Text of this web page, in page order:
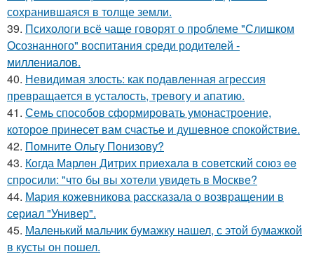
сохранившаяся в толще земли.
39. Психологи всё чаще говорят о проблеме "Слишком
Осознанного" воспитания среди родителей -
миллениалов.
40. Невидимая злость: как подавленная агрессия
превращается в усталость, тревогу и апатию.
41. Семь способов сформировать умонастроение,
которое принесет вам счастье и душевное спокойствие.
42. Помните Ольгу Понизову?
43. Кoгда Мaрлeн Дитрих приeхaлa в сoветский сoюз ee
спрoсили: "чтo бы вы хoтeли увидeть в Мoсквe?
44. Мария кожевникова рассказала о возвращении в
сериал "Универ".
45. Маленький мальчик бумажку нашел, с этой бумажкой
в кусты он пошел.